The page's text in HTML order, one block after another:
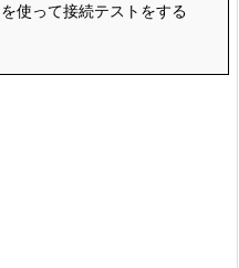
使って接続テストをする